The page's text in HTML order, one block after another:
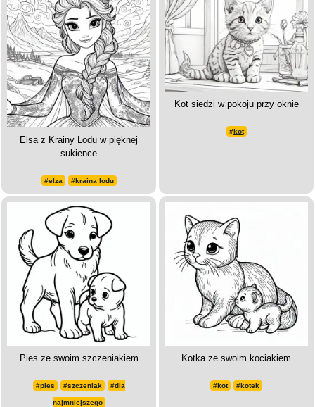
Elsa z Krainy Lodu w pięknej
sukience
#elza #kraina lodu
Kot siedzi w pokoju przy oknie
#kot
Pies ze swoim szczeniakiem
#pies #szczeniak #dla
najmniejszego
Kotka ze swoim kociakiem
#kot #kotek